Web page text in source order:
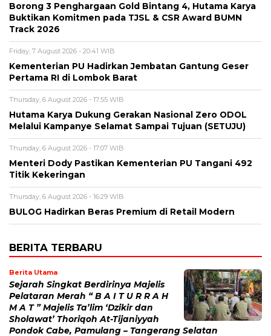
Borong 3 Penghargaan Gold Bintang 4, Hutama Karya
Buktikan Komitmen pada TJSL & CSR Award BUMN
Track 2026
Friday, 7 August 2026 - 20:41 WIB
Kementerian PU Hadirkan Jembatan Gantung Geser
Pertama RI di Lombok Barat
Thursday, 6 August 2026 - 17:55 WIB
Hutama Karya Dukung Gerakan Nasional Zero ODOL
Melalui Kampanye Selamat Sampai Tujuan (SETUJU)
Thursday, 6 August 2026 - 17:07 WIB
Menteri Dody Pastikan Kementerian PU Tangani 492
Titik Kekeringan
Thursday, 6 August 2026 - 16:29 WIB
BULOG Hadirkan Beras Premium di Retail Modern
BERITA TERBARU
Berita Utama
Sejarah Singkat Berdirinya Majelis
Pelataran Merah “ B A I T U R R A H
M A T ” Majelis Ta’lim ‘Dzikir dan
Sholawat’ Thoriqoh At-Tijaniyyah
Pondok Cabe, Pamulang – Tangerang Selatan